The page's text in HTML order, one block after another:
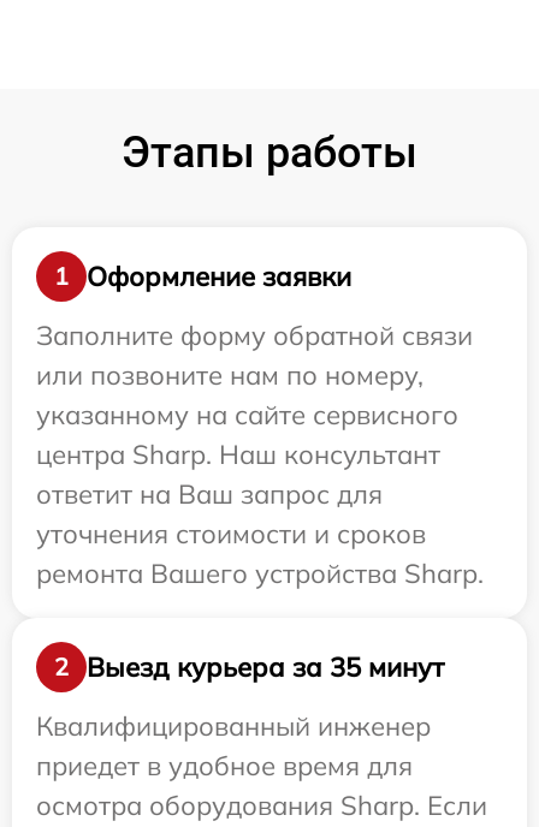
Этапы работы
1
Оформление заявки
Заполните форму обратной связи
или позвоните нам по номеру,
указанному на сайте сервисного
центра Sharp. Наш консультант
ответит на Ваш запрос для
уточнения стоимости и сроков
ремонта Вашего устройства Sharp.
2
Выезд курьера за 35 минут
Квалифицированный инженер
приедет в удобное время для
осмотра оборудования Sharp. Если